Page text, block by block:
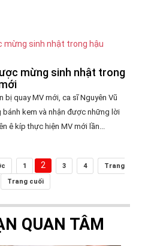
mừng sinh nhật trong
bị quay MV mới, ca sĩ Nguyên Vũ
kem và nhận được những lời
ê kíp thực hiện MV mới lần...
1 2 3 4
Trang
Trang cuối
QUAN TÂM